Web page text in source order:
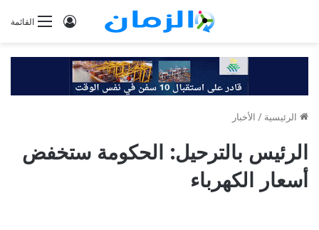
القائمةتسجيل
الرئيسية / الأخبار
الرئيس بالترحيل: الحكومة ستخفض
أسعار الكهرباء